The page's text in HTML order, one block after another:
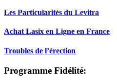
Les Particularités du Levitra
Achat Lasix en Ligne en France
Troubles de l’érection
Programme Fidélité: